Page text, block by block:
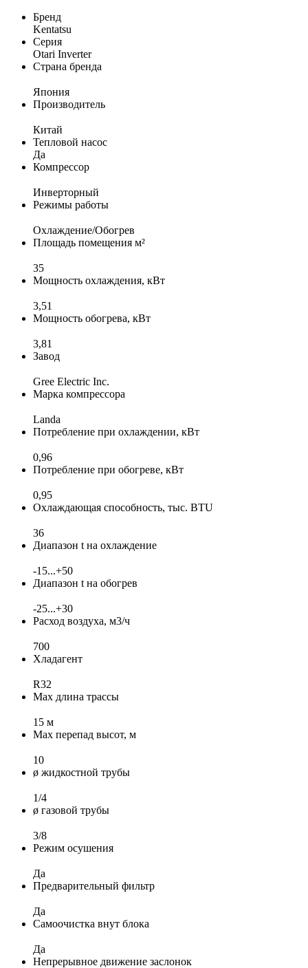
Бренд
Kentatsu
Серия
Otari Inverter
Страна бренда
Япония
Производитель
Китай
Тепловой насос
Да
Компрессор
Инверторный
Режимы работы
Охлаждение/Обогрев
Площадь помещения м²
35
Мощность охлаждения, кВт
3,51
Мощность обогрева, кВт
3,81
Завод
Gree Electric Inc.
Марка компрессора
Landa
Потребление при охлаждении, кВт
0,96
Потребление при обогреве, кВт
0,95
Охлаждающая способность, тыс. BTU
36
Диапазон t на охлаждение
-15...+50
Диапазон t на обогрев
-25...+30
Расход воздуха, м3/ч
700
Хладагент
R32
Max длина трассы
15 м
Max перепад высот, м
10
ø жидкостной трубы
1/4
ø газовой трубы
3/8
Режим осушения
Да
Предварительный фильтр
Да
Самоочистка внут блока
Да
Непрерывное движение заслонок